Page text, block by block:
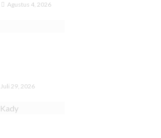
Agustus 4, 2026
Juli 29, 2026